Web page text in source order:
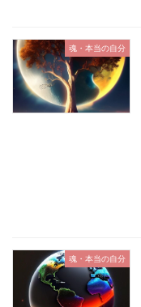
魂・本当の自分
魂・本当の自分